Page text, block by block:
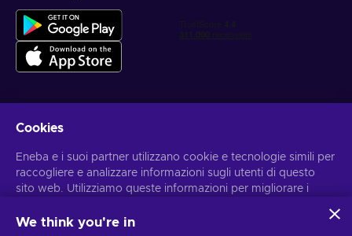
Ottieni offerte di gioco personalizzate
Iscriviti
Puoi annullare l'iscrizione in qualsiasi momento. Visital'informativa
Cookies
Eneba e i suoi partner utilizzano cookie e tecnologie simili per
raccogliere e analizzare informazioni sugli utenti di questo
sito web. Utilizziamo queste informazioni per migliorare i
personali potrebbero anche essere usati per personalizzare
We think you're in